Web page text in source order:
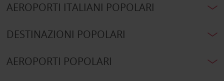
AEROPORTI ITALIANI POPOLARI
DESTINAZIONI POPOLARI
AEROPORTI POPOLARI